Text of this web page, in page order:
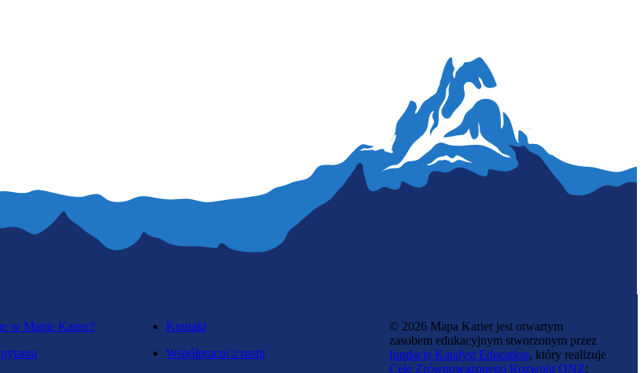
w Mapie Karier?
Kontakt
Współpracuj z nami
© 2026 Mapa Karier jest otwartym
zasobem edukacyjnym stworzonym przez
fundację Katalyst Education, który realizuje
Cele Zrównoważonego Rozwoju ONZ: